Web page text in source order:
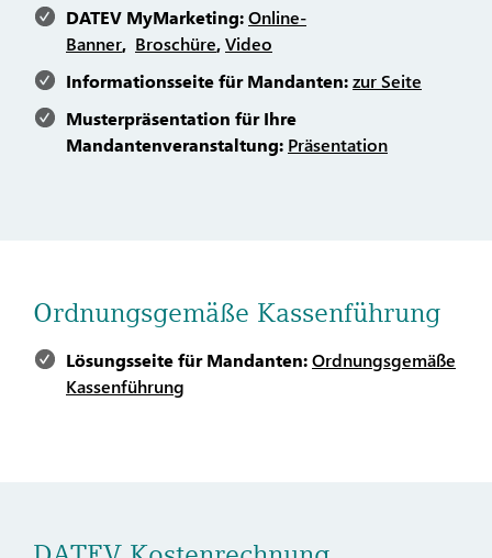
DATEV MyMarketing:Online-
Banner, Broschüre,Video
Informationsseite für Mandanten:zur Seite
Musterpräsentation für Ihre
Mandantenveranstaltung: Präsentation
Ordnungsgemäße Kassenführung
Lösungsseite für Mandanten:Ordnungsgemäße
Kassenführung